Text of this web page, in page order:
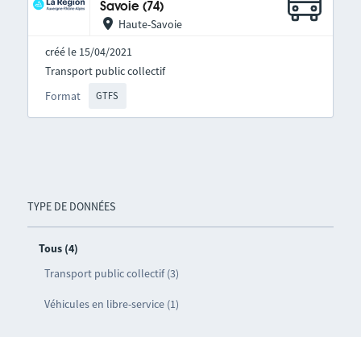
TYPE DE DONNÉES
Tous (4)
Transport public collectif (3)
Véhicules en libre-service (1)
Savoie (74)
Haute-Savoie
créé le 15/04/2021
Format GTFS
Transport public collectif